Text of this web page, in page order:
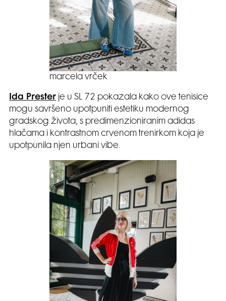
marcela vrček
Ida Prester je u SL 72 pokazala kako ove tenisice
mogu savršeno upotpuniti estetiku modernog
gradskog života, s predimenzioniranim adidas
hlačama i kontrastnom crvenom trenirkom koja je
upotpunila njen urbani vibe.